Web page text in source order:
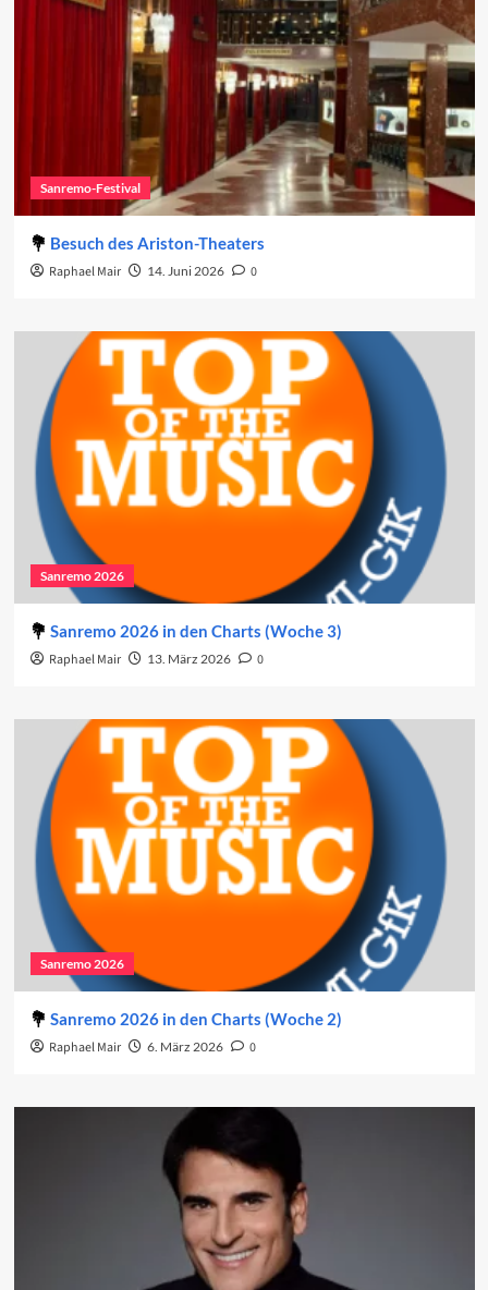
Sanremo-Festival
Besuch des Ariston-Theaters
Raphael Mair 14. Juni 2026 0
Sanremo 2026
Sanremo 2026 in den Charts (Woche 3)
Raphael Mair 13. März 2026 0
Sanremo 2026
Sanremo 2026 in den Charts (Woche 2)
Raphael Mair 6. März 2026 0